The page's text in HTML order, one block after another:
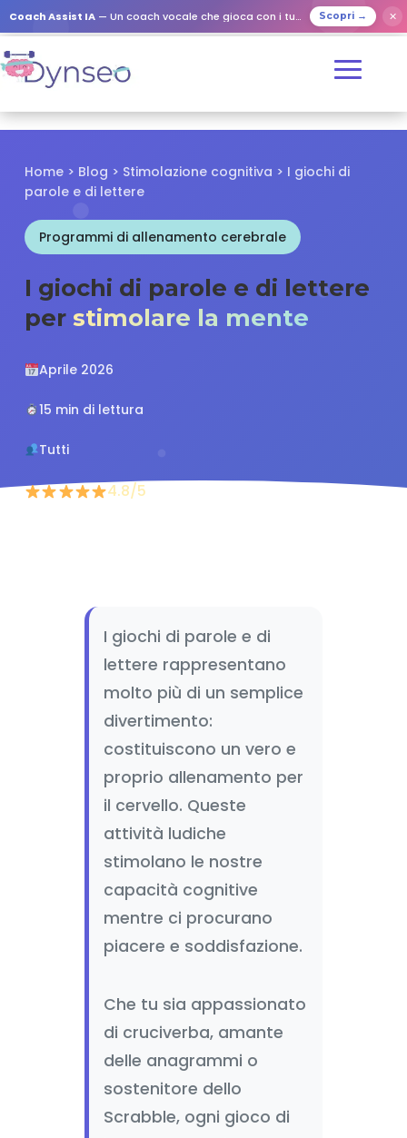
Coach Assist IA — Un coach vocale che gioca con i tuoi cari Scopri → ✕
Home > Blog > Stimolazione cognitiva > I giochi di
parole e di lettere
Programmi di allenamento cerebrale
I giochi di parole e di lettere
per stimolare la mente
Aprile 2026
15 min di lettura
Tutti
4.8/5
I giochi di parole e di
lettere rappresentano
molto più di un semplice
divertimento:
costituiscono un vero e
proprio allenamento per
il cervello. Queste
attività ludiche
stimolano le nostre
capacità cognitive
mentre ci procurano
piacere e soddisfazione.
Che tu sia appassionato
di cruciverba, amante
delle anagrammi o
sostenitore dello
Scrabble, ogni gioco di